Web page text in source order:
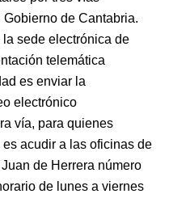
de Cantabria.
sede electrónica de
telemática
es enviar la
electrónico
vía, para quienes
acudir a las oficinas de
de Herrera número
de lunes a viernes